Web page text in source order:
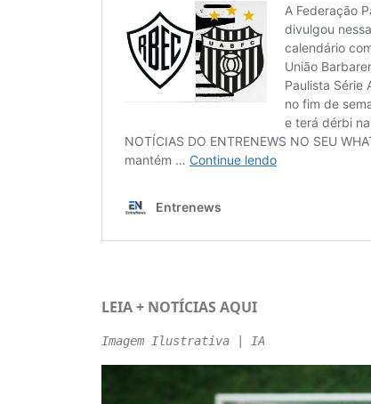
LEIA + NOTÍCIAS AQUI
Imagem Ilustrativa | IA